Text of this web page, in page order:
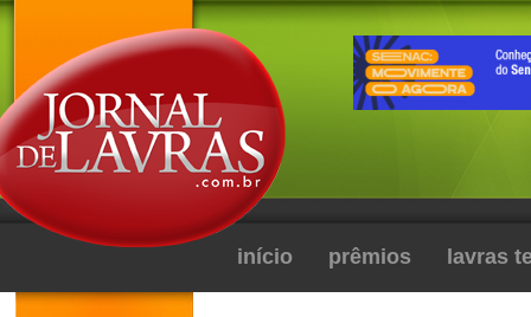
início prêmios lavras